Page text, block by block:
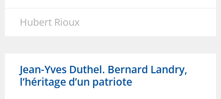
Hubert Rioux
Jean-Yves Duthel. Bernard Landry,
l’héritage d’un patriote